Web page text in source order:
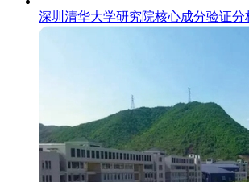
深圳清华大学研究院核心成分验证分